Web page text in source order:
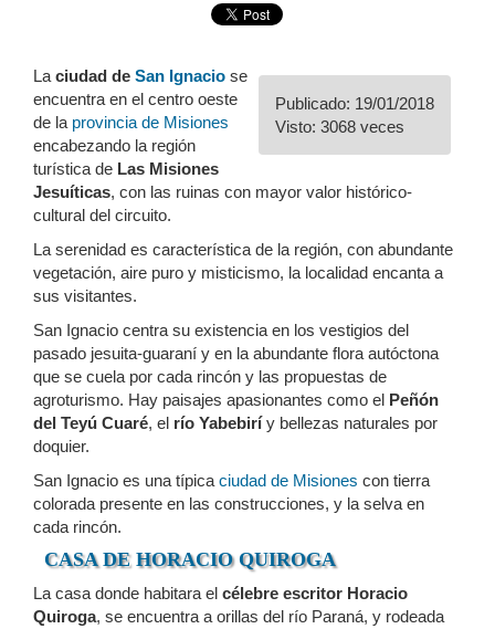
Publicado: 19/01/2018
Visto: 3068 veces
La ciudad de San Ignacio se
encuentra en el centro oeste
de la provincia de Misiones
encabezando la región
turística de Las Misiones
Jesuíticas, con las ruinas con mayor valor histórico-
cultural del circuito.
La serenidad es característica de la región, con abundante
vegetación, aire puro y misticismo, la localidad encanta a
sus visitantes.
San Ignacio centra su existencia en los vestigios del
pasado jesuita-guaraní y en la abundante flora autóctona
que se cuela por cada rincón y las propuestas de
agroturismo. Hay paisajes apasionantes como el Peñón
del Teyú Cuaré, el río Yabebiríy bellezas naturales por
doquier.
San Ignacio es una típica ciudad de Misiones con tierra
colorada presente en las construcciones, y la selva en
cada rincón.
CASA DE HORACIO QUIROGA
La casa donde habitara el célebre escritor Horacio
Quiroga, se encuentra a orillas del río Paraná, y rodeada